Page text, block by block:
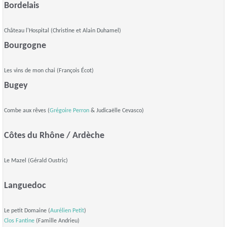
Bordelais
Château l'Hospital (Christine et Alain Duhamel)
Bourgogne
Les vins de mon chai (François Écot)
Bugey
Combe aux rêves (Grégoire Perron & Judicaëlle Cevasco)
Côtes du Rhône / Ardèche
Le Mazel (Gérald Oustric)
Languedoc
Le petit Domaine (Aurélien Petit)
Clos Fantine (Famille Andrieu)